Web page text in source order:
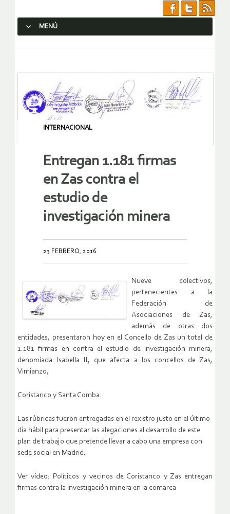
MENÚ
INTERNACIONAL
Entregan 1.181 firmas
en Zas contra el
estudio de
investigación minera
23 FEBRERO, 2016
Nueve colectivos,
pertenecientes a la
Federación de
Asociaciones de Zas,
además de otras dos
entidades, presentaron hoy en el Concello de Zas un total de
1.181 firmas en contra el estudio de investigación minera,
denomiada Isabella II, que afecta a los concellos de Zas,
Vimianzo,
Coristanco y Santa Comba.
Las rúbricas fueron entregadas en el rexistro justo en el último
día hábil para presentar las alegaciones al desarrollo de este
plan de trabajo que pretende llevar a cabo una empresa con
sede social en Madrid.
Ver vídeo: Políticos y vecinos de Coristanco y Zas entregan
firmas contra la investigación minera en la comarca